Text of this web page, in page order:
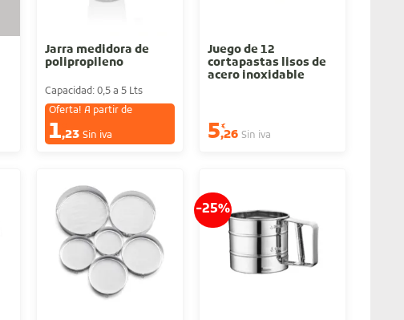
Jarra medidora de
polipropileno
Capacidad: 0,5 a 5 Lts
Oferta! A partir de
1,23 Sin iva
Juego de 12
cortapastas lisos de
acero inoxidable
5€
,26 Sin iva
-25%